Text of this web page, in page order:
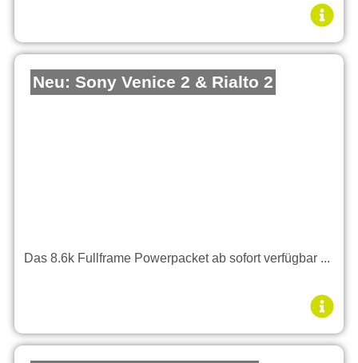
Neu: Sony Venice 2 & Rialto 2
Das 8.6k Fullframe Powerpacket ab sofort verfügbar ...